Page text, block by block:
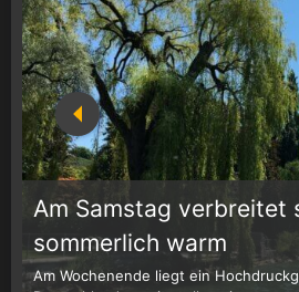
Am Samstag verbreitet
sommerlich warm
Am Wochenende liegt ein